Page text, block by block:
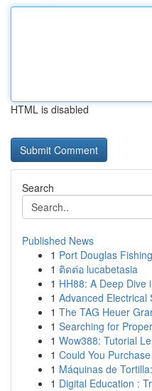
HTML is disabled
Search
Published News
1 Port Douglas
1 ติดต่อ lucabetasia
1 HH88: A Deep Dive
1 Advanced Electrical
1 The TAG Heuer
1 Searching for
1 Wow388: Tutorial
1 Could You
1 Máquinas de
1 Digital Education :